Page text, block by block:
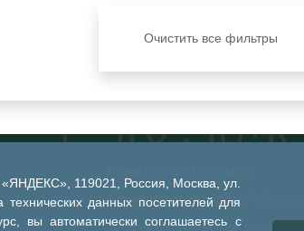
119021, Россия, Москва, ул.
данных посетителей для
вы автоматически соглашаетесь с
Очистить все фильтры
Администрация города Тобольска
Тобольская городская дума